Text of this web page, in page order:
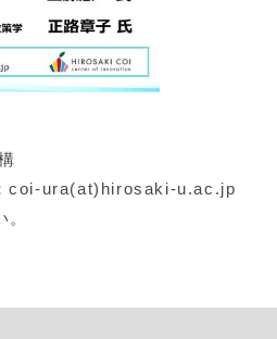
構
coi-ura(at)hirosaki-u.ac.jp